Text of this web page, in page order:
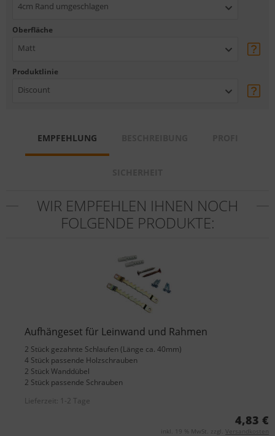
4cm Rand umgeschlagen
Oberfläche
Matt
Produktlinie
Discount
EMPFEHLUNG
WIR EMPFEHLEN IHNEN NOCH
FOLGENDE PRODUKTE:
Aufhängeset für Leinwand und Rahmen
2 Stück gezahnte Schlaufen (Länge ca. 40mm)
4 Stück passende Holzschrauben
2 Stück Wanddübel
2 Stück passende Schrauben
Lieferzeit: 1-2 Tage
4,83 €
inkl. 19 % MwSt. zzgl. Versandkosten